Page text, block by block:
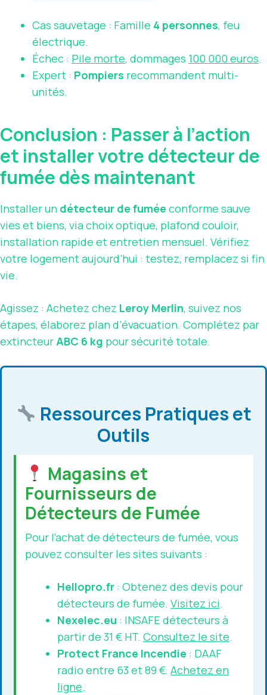
Cas sauvetage : Famille 4 personnes, feu
électrique.
Échec : Pile morte, dommages 100 000 euros.
Expert : Pompiers recommandent multi-
unités.
Conclusion : Passer à l’action
et installer votre détecteur de
fumée dès maintenant
Installer un détecteur de fumée conforme sauve
vies et biens, via choix optique, plafond couloir,
installation rapide et entretien mensuel. Vérifiez
votre logement aujourd’hui : testez, remplacez si fin
vie.
Agissez : Achetez chez Leroy Merlin, suivez nos
étapes, élaborez plan d’évacuation. Complétez par
extincteur ABC 6 kg pour sécurité totale.
Ressources Pratiques et
Outils
Magasins et
Fournisseurs de
Détecteurs de Fumée
Pour l’achat de détecteurs de fumée, vous
pouvez consulter les sites suivants :
Hellopro.fr : Obtenez des devis pour
détecteurs de fumée. Visitez ici.
Nexelec.eu : INSAFE détecteurs à
partir de 31 € HT. Consultez le site.
Protect France Incendie : DAAF
radio entre 63 et 89 €. Achetez en
ligne.